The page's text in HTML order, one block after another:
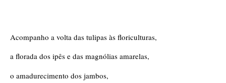
Acompanho a volta das tulipas às floriculturas,
a florada dos ipês e das magnólias amarelas,
o amadurecimento dos jambos,